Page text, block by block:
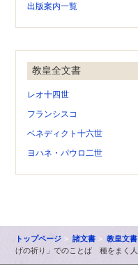
出版案内一覧
教皇全文書
レオ十四世
フランシスコ
ベネディクト十六世
ヨハネ・パウロ二世
トップページ 諸文書 教皇文書
げの祈り」でのことば 種をまく人